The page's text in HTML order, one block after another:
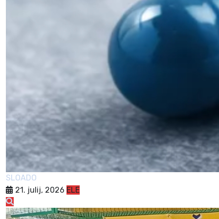
SLOADO
21. julij, 2026 ELE